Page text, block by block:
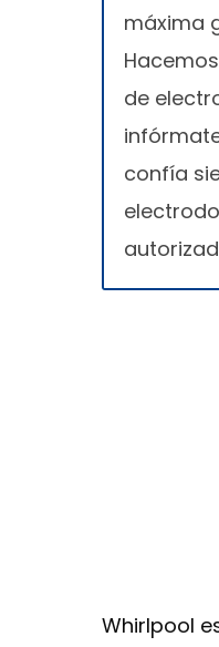
máxima
de
confía
Whirlpool